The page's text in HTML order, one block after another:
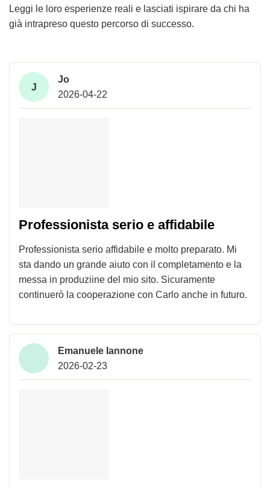
Leggi le loro esperienze reali e lasciati ispirare da chi ha
già intrapreso questo percorso di successo.
J
Jo
2026-04-22
Professionista serio e affidabile
Professionista serio affidabile e molto preparato. Mi
sta dando un grande aiuto con il completamento e la
messa in produziine del mio sito. Sicuramente
continuerò la cooperazione con Carlo anche in futuro.
Emanuele Iannone
2026-02-23